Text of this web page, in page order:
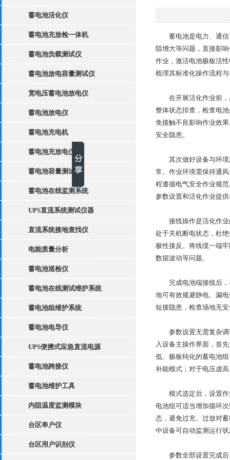
蓄电池活化仪
蓄电池充放检一体机
蓄电池负载测试仪
蓄电池放电容量测试仪
宽电压蓄电池放电仪
蓄电池放电仪
蓄电池充电机
蓄电池充放电仪
蓄电池容量测试仪
蓄电池在线监测系统
UPS直流系统测试仪器
直流系统接地查找仪
电能质量分析
蓄电池巡检仪
蓄电池在线测试维护系统
蓄电池组维护系统
蓄电池电导仪
UPS便携式应急直流电源
蓄电池跨接仪
蓄电池维护工具
内阻温度监测模块
台区串户仪
台区用户识别仪
蓄电池是电力、通信
阻增大等问题，直接影
作业，激活电池极板活
梳理其标准化操作流程
在开展活化作业前，
整体状态排查，检查电
免接触不良影响作业效
安全隐患。
其次做好设备与环境
常。作业环境需保持通
程遵循电气安全作业规
参数设置和活化作业提
接线操作是活化作业
处于关机断电状态，杜
极性接反。将线缆一端
数据波动等问题。
完成电池端接线后，
地可有效规避静电、漏
短接隐患，检查场地无
参数设置无需复杂调
入设备主操作界面，首
低、极板钝化的蓄电池
补能模式；对于电压虚
模式选定后，设置作
电池组可适当增加循环
态，避免过充、过放对
中设备可自动监测运行
参数全部设置完成后